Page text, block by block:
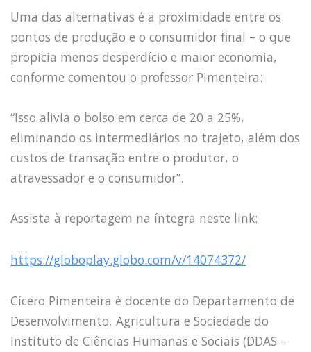
Uma das alternativas é a proximidade entre os
pontos de produção e o consumidor final – o que
propicia menos desperdício e maior economia,
conforme comentou o professor Pimenteira:
“Isso alivia o bolso em cerca de 20 a 25%,
eliminando os intermediários no trajeto, além dos
custos de transação entre o produtor, o
atravessador e o consumidor”.
Assista à reportagem na íntegra neste link:
https://globoplay.globo.com/v/14074372/
Cícero Pimenteira é docente do Departamento de
Desenvolvimento, Agricultura e Sociedade do
Instituto de Ciências Humanas e Sociais (DDAS –